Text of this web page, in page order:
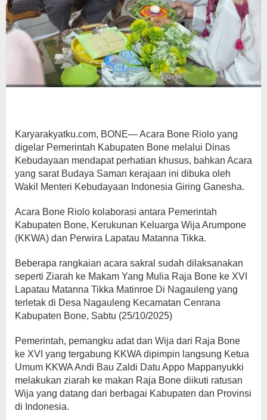
Karyarakyatku.com, BONE— Acara Bone Riolo yang
digelar Pemerintah Kabupaten Bone melalui Dinas
Kebudayaan mendapat perhatian khusus, bahkan Acara
yang sarat Budaya Saman kerajaan ini dibuka oleh
Wakil Menteri Kebudayaan Indonesia Giring Ganesha.
Acara Bone Riolo kolaborasi antara Pemerintah
Kabupaten Bone, Kerukunan Keluarga Wija Arumpone
(KKWA) dan Perwira Lapatau Matanna Tikka.
Beberapa rangkaian acara sakral sudah dilaksanakan
seperti Ziarah ke Makam Yang Mulia Raja Bone ke XVI
Lapatau Matanna Tikka Matinroe Di Nagauleng yang
terletak di Desa Nagauleng Kecamatan Cenrana
Kabupaten Bone, Sabtu (25/10/2025)
Pemerintah, pemangku adat dan Wija dari Raja Bone
ke XVI yang tergabung KKWA dipimpin langsung Ketua
Umum KKWA Andi Bau Zaldi Datu Appo Mappanyukki
melakukan ziarah ke makan Raja Bone diikuti ratusan
Wija yang datang dari berbagai Kabupaten dan Provinsi
di Indonesia.